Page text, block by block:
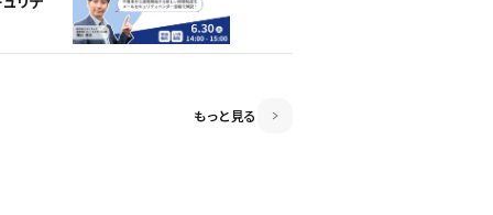
もっと見る